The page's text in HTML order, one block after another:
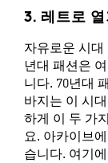
3. 레트로 열
자유로운 시대
년대 패션은
니다. 70년대
바지는 이 시
하게 이 두 가
요. 아카이브
습니다. 여기